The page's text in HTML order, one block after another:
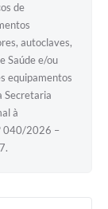
de
autoclaves,
Saúde e/ou
equipamentos
Secretaria
à
040/2026 –